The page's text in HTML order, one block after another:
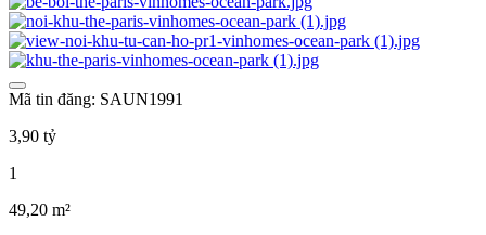
Mã tin đăng: SAUN1991
3,90 tỷ
1
49,20 m²